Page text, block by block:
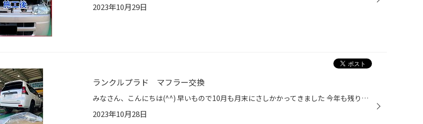
2023年10月29日
ランクルプラド マフラー交換
みなさん、こんにちは(^^) 早いもので10月も月末にさしかかってきました 今年も残り約2ヶ月(ﾟωﾟ)あっという間に終わるん でしょうね(^◇^;) さて、今回は人気車種のランクルプラドのマフラー 交換のご紹介です！ 装着するマフラーはこち ↑ ↑ ↑ ガナドールです！ https://ganador.co.jp/product/gve-...
2023年10月28日